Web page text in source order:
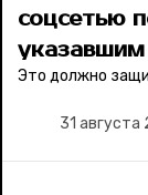
соцсетью
указавшим
Это должно
31 августа